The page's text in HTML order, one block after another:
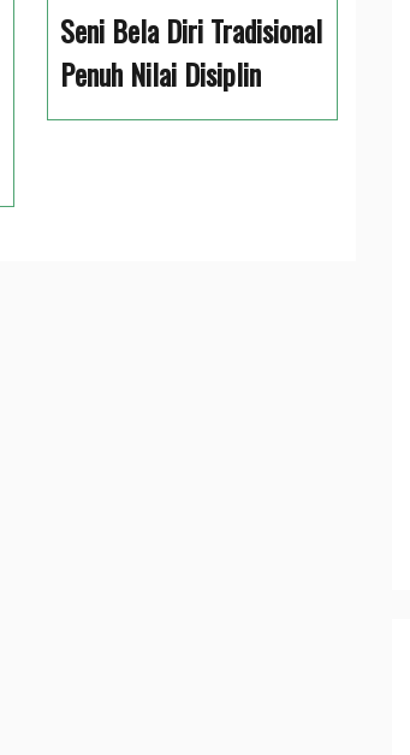
Seni Bela Diri Tradisional
Penuh Nilai Disiplin